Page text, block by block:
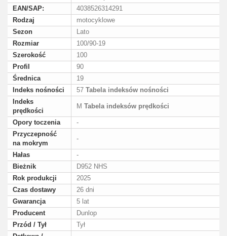
EAN/SAP:
4038526314291
Rodzaj
motocyklowe
Sezon
Lato
Rozmiar
100/90-19
Szerokość
100
Profil
90
Średnica
19
Indeks nośności
57 Tabela indeksów nośności
Indeks
prędkości
M Tabela indeksów prędkości
Opory toczenia
-
Przyczepność
na mokrym
-
Hałas
-
Bieżnik
D952 NHS
Rok produkcji
2025
Czas dostawy
26 dni
Gwarancja
5 lat
Producent
Dunlop
Przód / Tył
Tył